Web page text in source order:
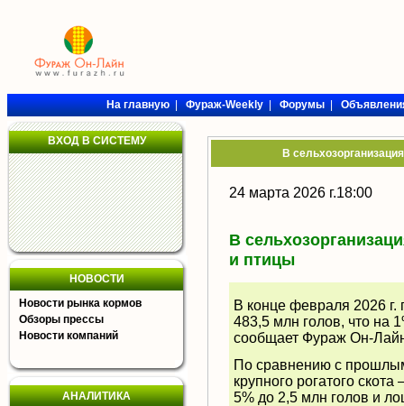
На главную|Фураж-Weekly|Форумы|
ВХОД В СИСТЕМУ
НОВОСТИ
Новости рынка кормов
Обзоры прессы
Новости компаний
АНАЛИТИКА
В
24 марта 2026 г.18:00
В
и птицы
В конце февраля 2026
483,5 млн голов, что на
сообщает Фураж Он-
По сравнению с
крупного рогатого
5% до 2,5 млн голов и